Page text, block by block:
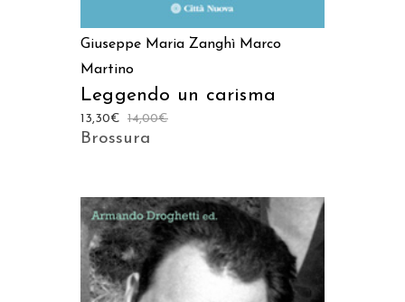
Giuseppe Maria Zanghì Marco
Martino
Leggendo un carisma
14,00€
13,30€
Brossura